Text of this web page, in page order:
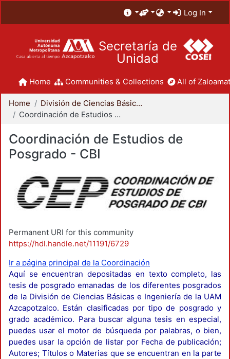
Log In
Secretaría de
Unidad
Home Communities & Collections All of
Home
División de Ciencias Básicas e Ingeniería
Coordinación de Estudios de Posgrado - CBI
Coordinación de Estudios de
Posgrado - CBI
Permanent URI for this community
https://hdl.handle.net/11191/6729
Ir a página principal de la Coordinación
Aquí se encuentran depositadas en texto completo, las
tesis de posgrado emanadas de los diferentes posgrados
de la División de Ciencias Básicas e Ingeniería de la UAM
Azcapotzalco. Están clasificadas por tipo de posgrado y
grado académico. Para buscar alguna tesis en especial,
puedes usar el motor de búsqueda por palabras, o bien,
puedes usar la opción de listar por Fecha de publicación;
Autores; Títulos o Materias que se encuentran en la parte